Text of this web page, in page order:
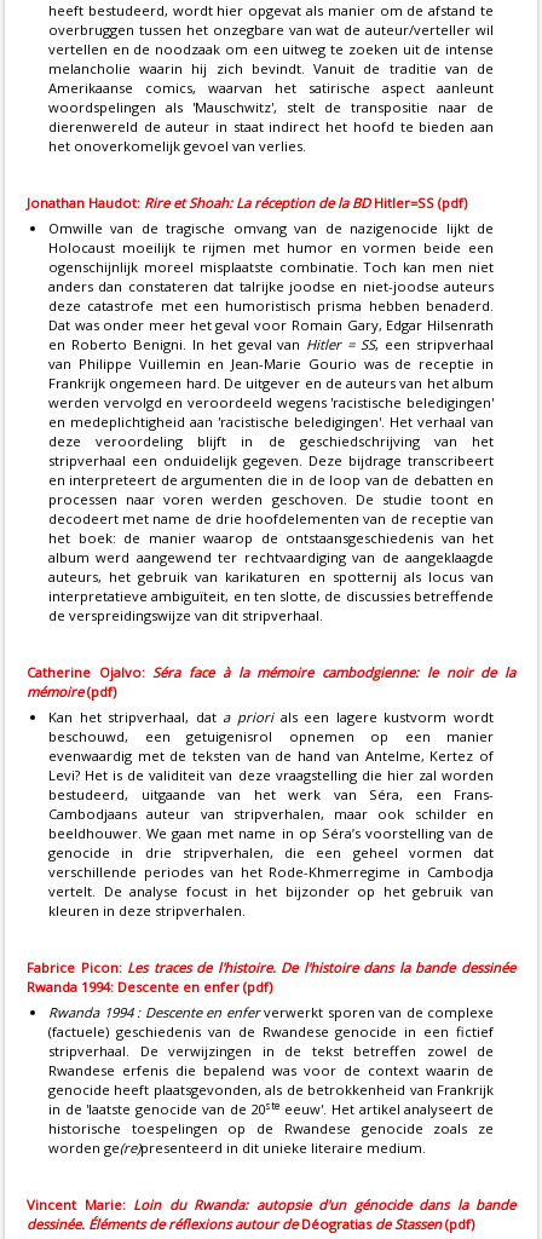
heeft bestudeerd, wordt hier opgevat als manier om de afstand te
overbruggen tussen het onzegbare van wat de auteur/verteller wil
vertellen en de noodzaak om een uitweg te zoeken uit de intense
melancholie waarin hij zich bevindt. Vanuit de traditie van de
Amerikaanse comics, waarvan het satirische aspect aanleunt
woordspelingen als 'Mauschwitz', stelt de transpositie naar de
dierenwereld de auteur in staat indirect het hoofd te bieden aan
het onoverkomelijk gevoel van verlies.
Jonathan Haudot: Rire et Shoah: La réception de la BD Hitler=SS (pdf)
Omwille van de tragische omvang van de nazigenocide lijkt de
Holocaust moeilijk te rijmen met humor en vormen beide een
ogenschijnlijk moreel misplaatste combinatie. Toch kan men niet
anders dan constateren dat talrijke joodse en niet-joodse auteurs
deze catastrofe met een humoristisch prisma hebben benaderd.
Dat was onder meer het geval voor Romain Gary, Edgar Hilsenrath
en Roberto Benigni. In het geval van Hitler = SS, een stripverhaal
van Philippe Vuillemin en Jean-Marie Gourio was de receptie in
Frankrijk ongemeen hard. De uitgever en de auteurs van het album
werden vervolgd en veroordeeld wegens 'racistische beledigingen'
en medeplichtigheid aan 'racistische beledigingen'. Het verhaal van
deze veroordeling blijft in de geschiedschrijving van het
stripverhaal een onduidelijk gegeven. Deze bijdrage transcribeert
en interpreteert de argumenten die in de loop van de debatten en
processen naar voren werden geschoven. De studie toont en
decodeert met name de drie hoofdelementen van de receptie van
het boek: de manier waarop de ontstaansgeschiedenis van het
album werd aangewend ter rechtvaardiging van de aangeklaagde
auteurs, het gebruik van karikaturen en spotternij als locus van
interpretatieve ambiguïteit, en ten slotte, de discussies betreffende
de verspreidingswijze van dit stripverhaal.
Catherine Ojalvo:Séra face à la mémoire cambodgienne: le noir de la
mémoire(pdf)
Kan het stripverhaal, dat a priorials een lagere kustvorm wordt
beschouwd, een getuigenisrol opnemen op een manier
evenwaardig met de teksten van de hand van Antelme, Kertez of
Levi? Het is de validiteit van deze vraagstelling die hier zal worden
bestudeerd, uitgaande van het werk van Séra, een Frans-
Cambodjaans auteur van stripverhalen, maar ook schilder en
beeldhouwer. We gaan met name in op Séra’s voorstelling van de
genocide in drie stripverhalen, die een geheel vormen dat
verschillende periodes van het Rode-Khmerregime in Cambodja
vertelt. De analyse focust in het bijzonder op het gebruik van
kleuren in deze stripverhalen.
Fabrice Picon: Les traces de l'histoire. De l'histoire dans la bande dessinée
Rwanda 1994: Descente en enfer (pdf)
Rwanda 1994 : Descente en enferverwerkt sporen van de complexe
(factuele) geschiedenis van de Rwandese genocide in een fictief
stripverhaal. De verwijzingen in de tekst betreffen zowel de
Rwandese erfenis die bepalend was voor de context waarin de
genocide heeft plaatsgevonden, als de betrokkenheid van Frankrijk
in de 'laatste genocide van de 20ste eeuw'. Het artikel analyseert de
historische toespelingen op de Rwandese genocide zoals ze
worden ge(re)presenteerd in dit unieke literaire medium.
Vincent Marie: Loin du Rwanda: autopsie d'un génocide dans la bande
dessinée. Éléments de réflexions autour de Déogratias de Stassen(pdf)